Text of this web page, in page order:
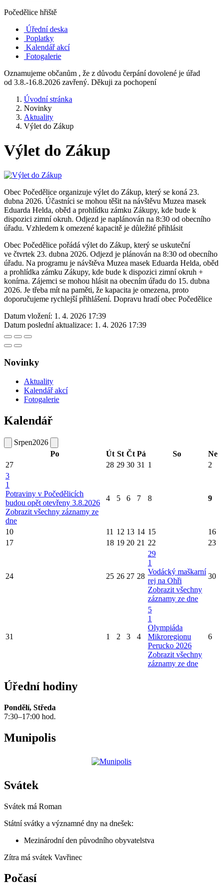
Počedělice hřiště
Úřední deska
Poplatky
Kalendář akcí
Fotogalerie
Oznamujeme občanům , že z důvodu čerpání dovolené je úřad
od 3.8.-16.8.2026 zavřený. Děkuji za pochopení
Úvodní stránka
Novinky
Aktuality
Výlet do Zákup
Výlet do Zákup
Obec Počedělice organizuje výlet do Zákup, který se koná 23.
dubna 2026. Účastníci se mohou těšit na návštěvu Muzea masek
Eduarda Helda, oběd a prohlídku zámku Zákupy, kde bude k
dispozici zimní okruh. Odjezd je naplánován na 8:30 od obecního
úřadu. Vzhledem k omezené kapacitě je důležité přihlásit
Obec Počedělice pořádá výlet do Zákup, který se uskuteční
ve čtvrtek 23. dubna 2026. Odjezd je plánován na 8:30 od obecního
úřadu. Na programu je návštěva Muzea masek Eduarda Helda, oběd
a prohlídka zámku Zákupy, kde bude k dispozici zimní okruh +
konírna. Zájemci se mohou hlásit na obecním úřadu do 15. dubna
2026. Je třeba mít na paměti, že kapacita je omezena, proto
doporučujeme rychlejší přihlášení. Dopravu hradí obec Počedělice
Datum vložení: 1. 4. 2026 17:39
Datum poslední aktualizace: 1. 4. 2026 17:39
Novinky
Aktuality
Kalendář akcí
Fotogalerie
Kalendář
Srpen2026
Po
Út St Čt Pá So
Ne
27
28 29 30 31 1
2
3
1
Potraviny v Počedělicích
budou opět otevřeny 3.8.2026
Zobrazit všechny záznamy ze
dne
4 5 6 7 8 9
10 11 12 13 14 15
16
17
18 19 20 21 22 23
24 25 26 27 28
29
1
Vodácký maškarní
rej na Ohři
Zobrazit všechny
záznamy ze dne
30
31 1 2 3 4
5
1
Olympiáda
Mikroregionu
Perucko 2026
Zobrazit všechny
záznamy ze dne
6
Úřední hodiny
Pondělí, Středa
7:30–17:00 hod.
Munipolis
Svátek
Svátek má Roman
Státní svátky a významné dny na dnešek:
Mezinárodní den původního obyvatelstva
Zítra má svátek Vavřinec
Počasí